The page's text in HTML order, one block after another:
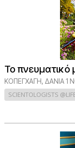
Το πνευματικό
ΚΟΠΕΓΧΆΓΗ, ΔΑΝΊΑ1
SCIENTOLOGISTS